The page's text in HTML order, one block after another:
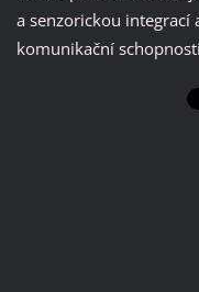
a senzorickou integrací
komunikační